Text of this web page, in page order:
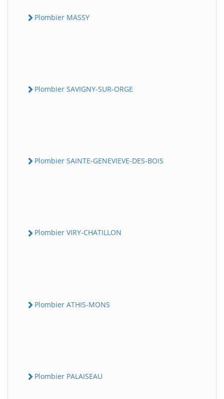
Plombier MASSY
Plombier SAVIGNY-SUR-ORGE
Plombier SAINTE-GENEVIEVE-DES-BOIS
Plombier VIRY-CHATILLON
Plombier ATHIS-MONS
Plombier PALAISEAU